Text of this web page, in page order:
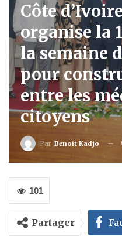
Côte
organise la
la semaine
pour
entre les
citoyens
Par Benoit Kadjo
101
Partager